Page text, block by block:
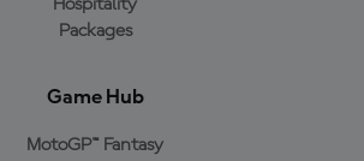
Hospitality
Packages
Game Hub
MotoGP™ Fantasy